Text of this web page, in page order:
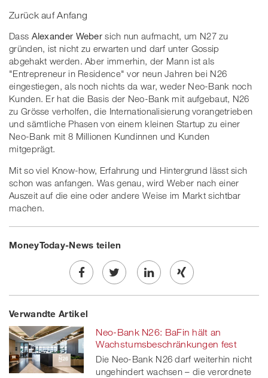
Zurück auf Anfang
Dass Alexander Weber sich nun aufmacht, um N27 zu
gründen, ist nicht zu erwarten und darf unter Gossip
abgehakt werden. Aber immerhin, der Mann ist als
"Entrepreneur in Residence" vor neun Jahren bei N26
eingestiegen, als noch nichts da war, weder Neo-Bank noch
Kunden. Er hat die Basis der Neo-Bank mit aufgebaut, N26
zu Grösse verholfen, die Internationalisierung vorangetrieben
und sämtliche Phasen von einem kleinen Startup zu einer
Neo-Bank mit 8 Millionen Kundinnen und Kunden
mitgeprägt.
Mit so viel Know-how, Erfahrung und Hintergrund lässt sich
schon was anfangen. Was genau, wird Weber nach einer
Auszeit auf die eine oder andere Weise im Markt sichtbar
machen.
MoneyToday-News teilen
Share
on
Facebook
Twe
on
twitt
Share
linkedin
Share
Xing
Verwandte Artikel
Neo-Bank N26: BaFin hält an
Wachstumsbeschränkungen fest
Die Neo-Bank N26 darf weiterhin nicht
ungehindert wachsen – die verordnete